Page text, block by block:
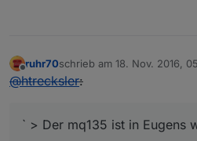
Offline
ruhr70schrieb am 18. Nov. 2016,
zuletzt editiert von
@htrecksler:
` > Der mq135 ist in Eugens